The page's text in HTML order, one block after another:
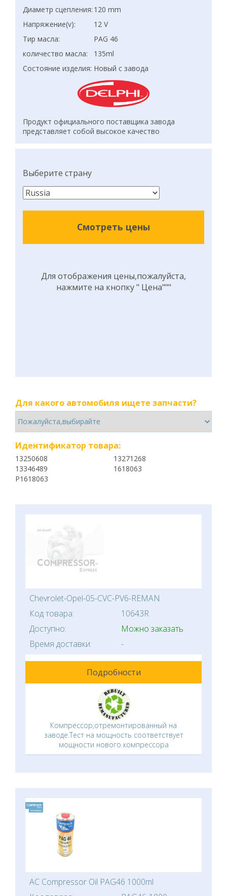
Диаметр сцепления: 120 mm
Напряжение(v):
12 V
Тир масла:
PAG 46
количество масла:
135ml
Состояние изделия: Новый с завода
Продукт официального поставщика завода
представляет собой высокое качество
Выберите страну
Смотреть цены
Для отображения цены,пожалуйста,
нажмите на кнопку " Цена"""
Для какого автомобиля ищете запчасти?
Идентификатор товара:
13250608
13271268
13346489
1618063
P1618063
Chevrolet-Opel-05-CVC-PV6-REMAN
Код товара:
10643R
Доступно:
Можно заказать
Время доставки:
-
Подробности
Компрессор,отремонтированный на
заводе.Тест на мощность соответствует
мощности нового компрессора
AC Compressor Oil PAG46 1000ml